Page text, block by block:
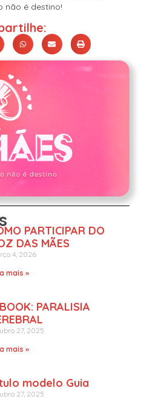
não é destino!
PARTICIPAR DO
DAS MÃES
4, 2026
mais »
PARALISIA
27, 2025
mais »
modelo Guia
27, 2025